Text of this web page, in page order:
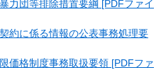
力団等排除措置要綱 [PDFファイ
約に係る情報の公表事務処理要
価格制度事務取扱要領 [PDFファ